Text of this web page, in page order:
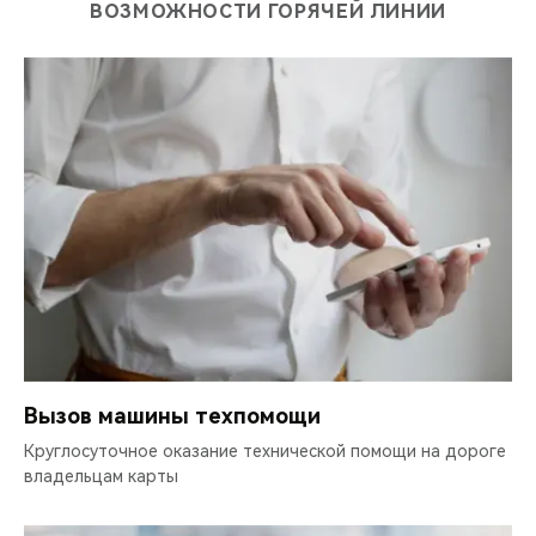
ВОЗМОЖНОСТИ ГОРЯЧЕЙ ЛИНИИ
Вызов машины техпомощи
Круглосуточное оказание технической помощи на дороге
владельцам карты